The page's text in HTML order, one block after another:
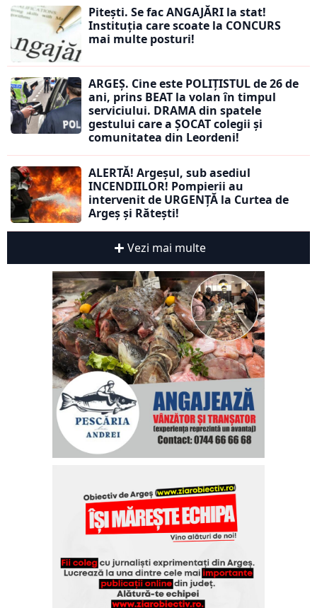
Pitești. Se fac ANGAJĂRI la stat!
Instituția care scoate la CONCURS
mai multe posturi!
ARGEȘ. Cine este POLIȚISTUL de 26 de
ani, prins BEAT la volan în timpul
serviciului. DRAMA din spatele
gestului care a ȘOCAT colegii și
comunitatea din Leordeni!
ALERTĂ! Argeșul, sub asediul
INCENDIILOR! Pompierii au
intervenit de URGENȚĂ la Curtea de
Argeș și Rătești!
Vezi mai multe